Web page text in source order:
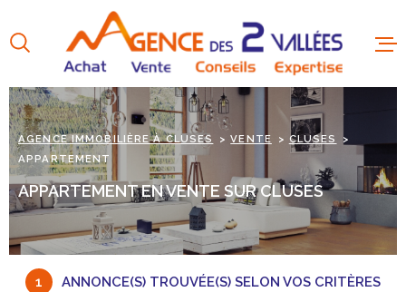
la
recherche
au
menu
au
contenu
AGENCE IMMOBILIÈRE À CLUSES VENTE
CLUSES
APPARTEMENT
APPARTEMENT EN VENTE SUR CLUSES
1 ANNONCE(S) TROUVÉE(S) SELON VOS CRITÈRES